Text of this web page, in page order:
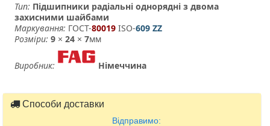
Тип: Підшипники радіальні однорядні з двома
захисними шайбами
Маркування: ГОСТ-80019 ­ ISO-609 ZZ
Розміри: 9 ×24 ×7мм
Виробник: Німеччина
Способи доставки
Відправимо: